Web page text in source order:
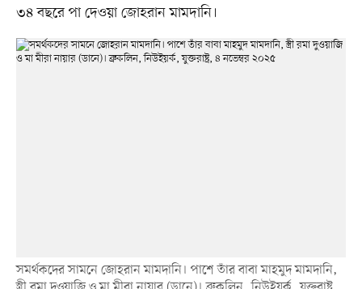
৩৪ বছরে পা দেওয়া জোহরান মামদানি।
সমর্থকদের সামনে জোহরান মামদানি। পাশে তাঁর বাবা মাহমুদ মামদানি,